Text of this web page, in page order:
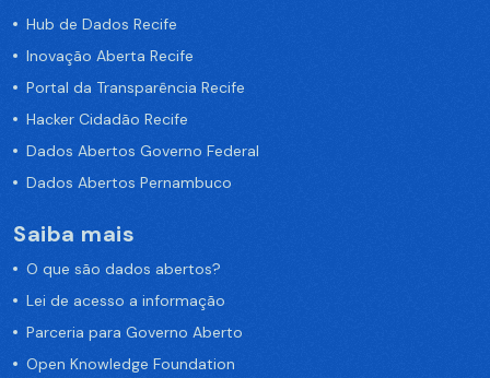
Hub de Dados Recife
Inovação Aberta Recife
Portal da Transparência Recife
Hacker Cidadão Recife
Dados Abertos Governo Federal
Dados Abertos Pernambuco
Saiba mais
O que são dados abertos?
Lei de acesso a informação
Parceria para Governo Aberto
Open Knowledge Foundation